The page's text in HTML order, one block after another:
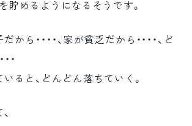
貯めるようになるそうです。
ら・・・・、家が貧乏だから・・・・、ど
・
ると、どんどん落ちていく。